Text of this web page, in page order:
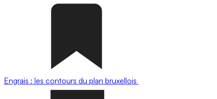
Engrais : les contours du plan bruxellois